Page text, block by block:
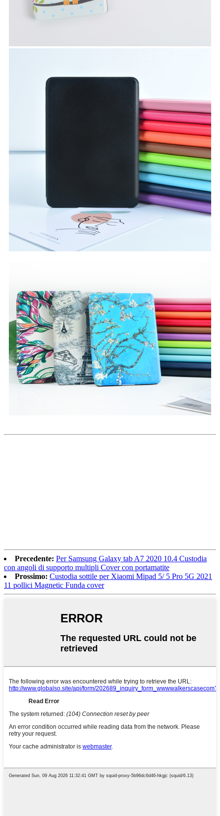
Precedente: Per Samsung Galaxy tab A7 2020 10.4 Custodia
con angoli di supporto multipli Cover con portamatite
Prossimo: Custodia sottile per Xiaomi Mipad 5/ 5 Pro 5G 2021
11 pollici Magnetic Funda cover